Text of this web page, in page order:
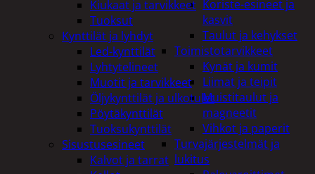
Koriste-esineet ja
kasvit
Taulut ja kehykset
Toimistotarvikkeet
Kynät ja kumit
Liimat ja teipit
Muistitaulut ja
magneetit
Vihkot ja paperit
Turvajärjestelmät ja
lukitus
Kiukaat ja tarvikkeet
Tuoksut
Kynttilät ja lyhdyt
Led-kynttilät
Lyhtytelineet
Muotit ja tarvikkeet
Öljykynttilät ja ulkotulet
Pöytäkynttilät
Tuoksukynttilät
Sisustusesineet
Kalvot ja tarrat